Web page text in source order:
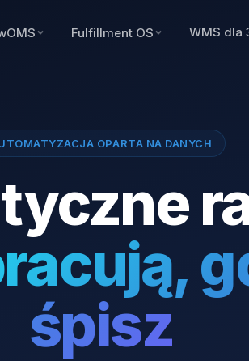
Fulfillment OS WMS dla
OPARTA NA DANYCH
śpisz